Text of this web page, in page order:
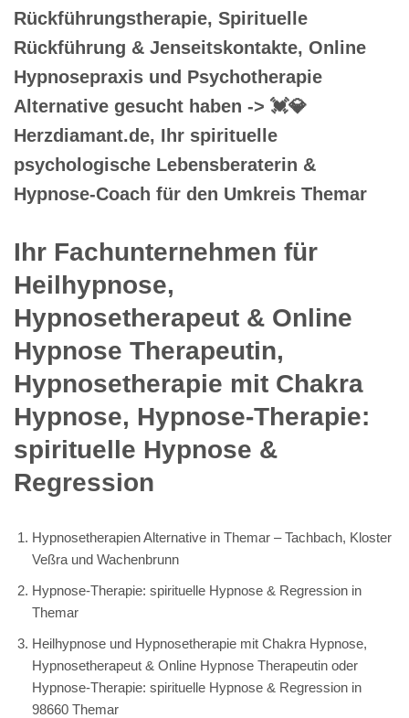
Rückführungstherapie, Spirituelle
Rückführung & Jenseitskontakte, Online
Hypnosepraxis und Psychotherapie
Alternative gesucht haben -> 💓️💎
Herzdiamant.de, Ihr spirituelle
psychologische Lebensberaterin &
Hypnose-Coach für den Umkreis Themar
Ihr Fachunternehmen für
Heilhypnose,
Hypnosetherapeut & Online
Hypnose Therapeutin,
Hypnosetherapie mit Chakra
Hypnose, Hypnose-Therapie:
spirituelle Hypnose &
Regression
Hypnosetherapien Alternative in Themar – Tachbach, Kloster
Veßra und Wachenbrunn
Hypnose-Therapie: spirituelle Hypnose & Regression in
Themar
Heilhypnose und Hypnosetherapie mit Chakra Hypnose,
Hypnosetherapeut & Online Hypnose Therapeutin oder
Hypnose-Therapie: spirituelle Hypnose & Regression in
98660 Themar